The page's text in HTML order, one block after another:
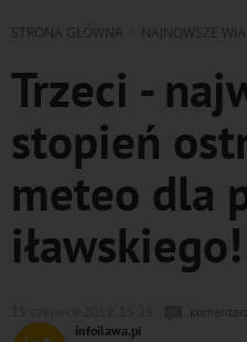
STRONA GŁÓWNA NAJNOWSZE
Trzeci -
stopień
meteo dla
iławskiego!
infoilawa.pl